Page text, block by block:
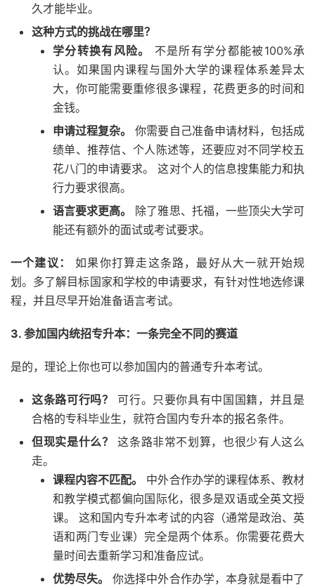
久才能毕业。
这种方式的挑战在哪里？
学分转换有风险。
不是所有学分都能被100%承
认。如果国内课程与国外大学的课程体系差异太
大，你可能需要重修很多课程，花费更多的时间和
金钱。
申请过程复杂。
你需要自己准备申请材料，包括成
绩单、推荐信、个人陈述等，还要应对不同学校五
花八门的申请要求。 这对个人的信息搜集能力和执
行力要求很高。
语言要求更高。
除了雅思、托福，一些顶尖大学可
能还有额外的面试或考试要求。
一个建议：
如果你打算走这条路，最好从大一就开始规
划。多了解目标国家和学校的申请要求，有针对性地选修课
程，并且尽早开始准备语言考试。
3. 参加国内统招专升本：一条完全不同的赛道
是的，理论上你也可以参加国内的普通专升本考试。
这条路可行吗？
可行。只要你具有中国国籍，并且是
合格的专科毕业生，就符合国内专升本的报名条件。
但现实是什么？
这条路非常不划算，也很少有人这么
走。
课程内容不匹配。
中外合作办学的课程体系、教材
和教学模式都偏向国际化，很多是双语或全英文授
课。 这和国内专升本考试的内容（通常是政治、英
语和两门专业课）完全是两个体系。你需要花费大
量时间去重新学习和准备应试。
优势尽失。
你选择中外合作办学，本身就是看中了